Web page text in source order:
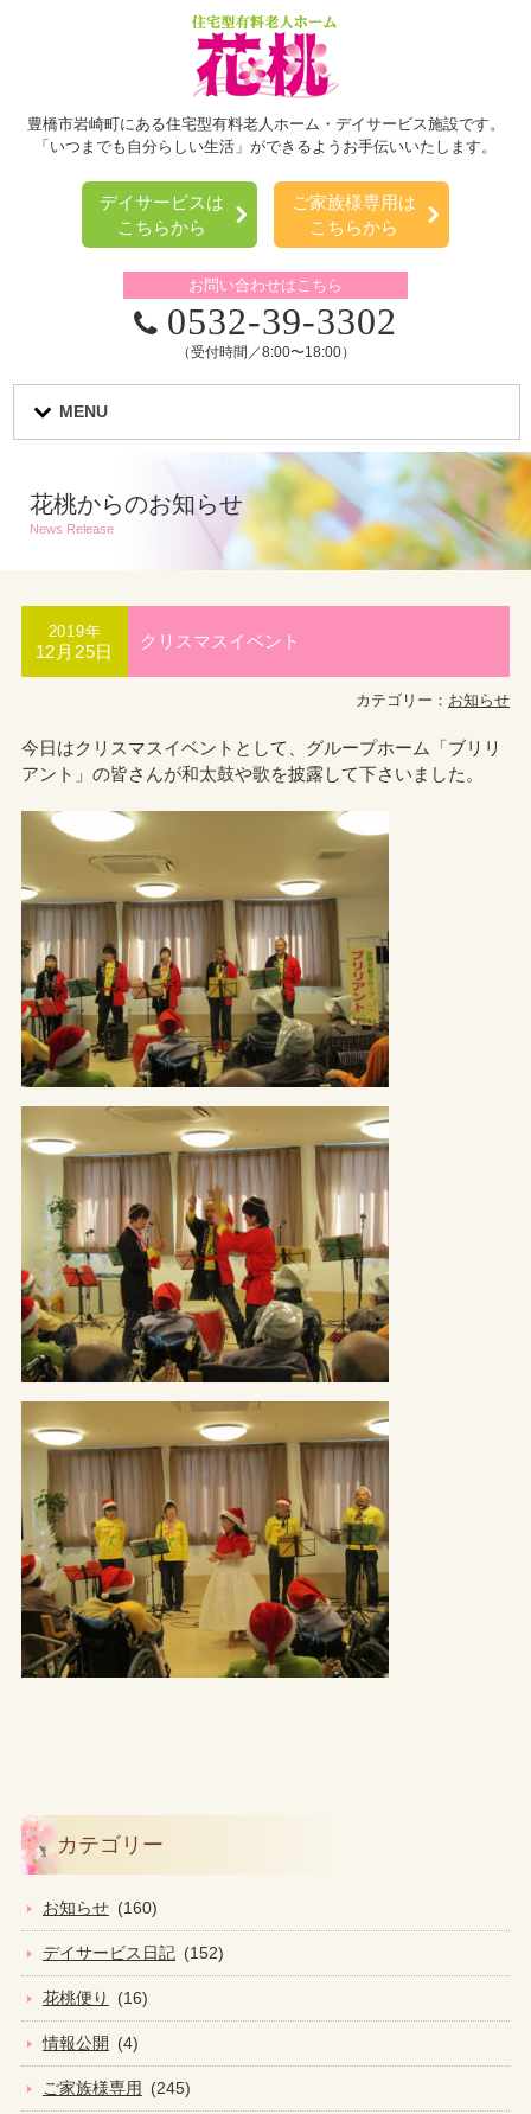
豊橋市岩崎町にある住宅型有料老人ホーム・デイサービス施設です。
「いつまでも自分らしい生活」ができるようお手伝いいたします。
デイサービスは
こちらから
ご家族様専用は
こちらから
お問い合わせはこちら
0532-39-3302
（受付時間／8:00〜18:00）
MENU
花桃からのお知らせ
News Release
2019年
12月25日
クリスマスイベント
カテゴリー： お知らせ
今日はクリスマスイベントとして、グループホーム「ブリリ
アント」の皆さんが和太鼓や歌を披露して下さいました。
カテゴリー
お知らせ (160)
デイサービス日記 (152)
花桃便り (16)
情報公開 (4)
ご家族様専用 (245)